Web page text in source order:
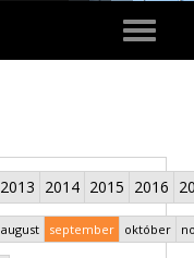
Toggle
2013 2014 2015 2016
august september október